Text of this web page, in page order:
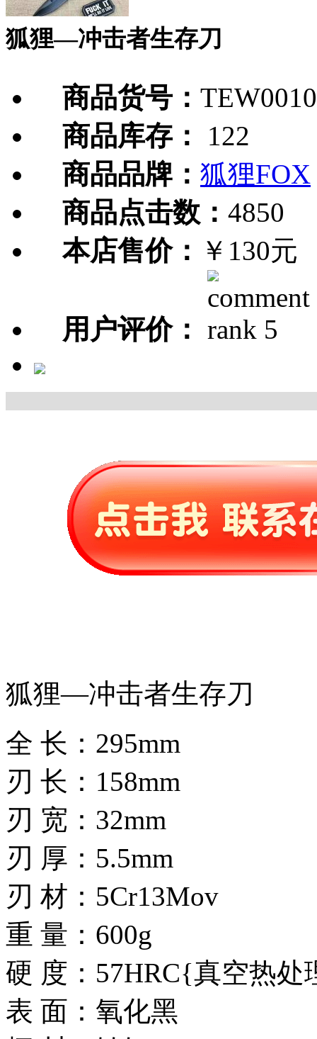
狐狸—冲击者生存刀
商品货号：
商品库存：
122
商品品牌： 狐狸FOX
商品点击数： 4850
本店售价： ￥130元
用户评价：
狐狸—冲击者生存刀
全 长：295mm
刃 长：158mm
刃 宽：32mm
刃 厚：5.5mm
刃 材：5Cr13Mov
重 量：600g
硬 度：57HRC{真空热处
表 面：氧化黑